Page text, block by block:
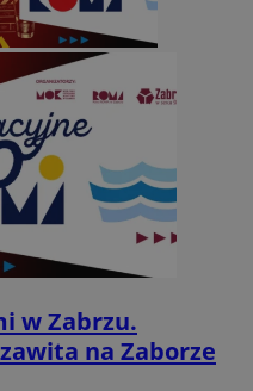
w Zabrzu.
na Zaborze